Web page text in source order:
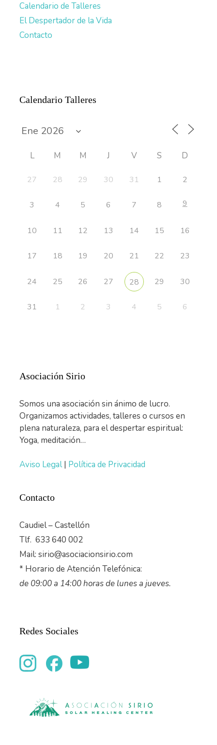
Calendario de Talleres
El Despertador de la Vida
Contacto
Calendario Talleres
L M M J V S D
27 28 29 30 31 1 2
3 4 5 6 7 8 9
10 11 12 13 14 15 16
17 18 19 20 21 22 23
24 25 26 27 28 29 30
31 1 2 3 4 5 6
Asociación Sirio
Somos una asociación sin ánimo de lucro.
Organizamos actividades, talleres o cursos en
plena naturaleza, para el despertar espiritual:
Yoga, meditación…
Aviso Legal| Política de Privacidad
Contacto
Caudiel – Castellón
Tlf. 633 640 002
Mail: sirio@asociacionsirio.com
* Horario de Atención Telefónica:
de 09:00 a 14:00 horas de lunes a jueves.
Redes Sociales